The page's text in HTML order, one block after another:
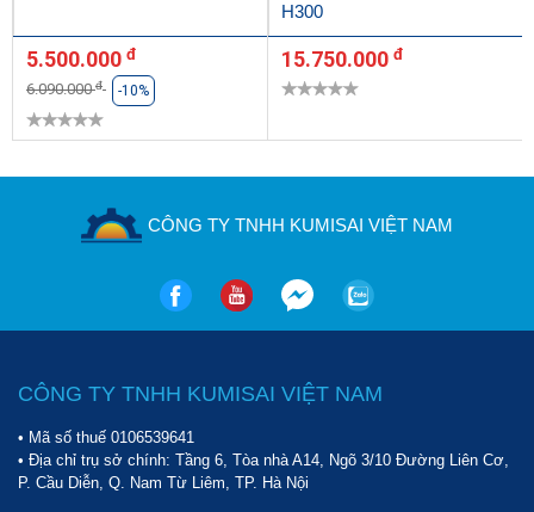
5.500.000 đ
6.090.000đ -10%
H300
15.750.000 đ
CÔNG TY TNHH KUMISAI VIỆT NAM
CÔNG TY TNHH KUMISAI VIỆT NAM
• Mã số thuế 0106539641
• Địa chỉ trụ sở chính: Tầng 6, Tòa nhà A14, Ngõ 3/10 Đường Liên Cơ,
P. Cầu Diễn, Q. Nam Từ Liêm, TP. Hà Nội